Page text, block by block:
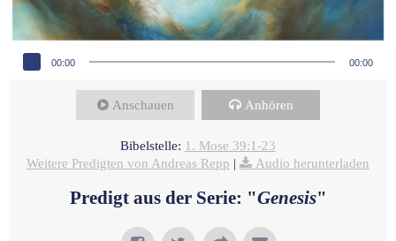
Audio-Player
00:00 00:00
Anschauen Anhören
Bibelstelle: 1. Mose 39:1-23
Weitere Predigten von Andreas Repp | Audio herunterladen
Predigt aus der Serie: "Genesis"